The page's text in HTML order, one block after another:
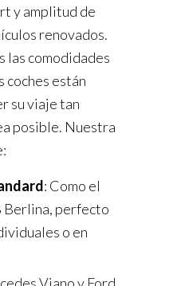
y amplitud de
renovados.
las comodidades
coches están
su viaje tan
posible. Nuestra
: Como el
Berlina, perfecto
o en